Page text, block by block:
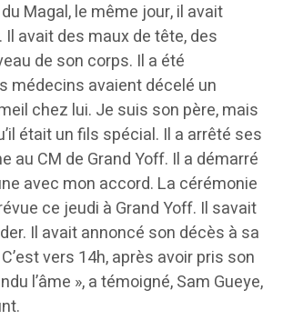
Magal, le même jour, il avait
avait des maux de tête, des
de son corps. Il a été
médecins avaient décelé un
chez lui. Je suis son père, mais
était un fils spécial. Il a arrêté ses
au CM de Grand Yoff. Il a démarré
avec mon accord. La cérémonie
ce jeudi à Grand Yoff. Il savait
Il avait annoncé son décès à sa
vers 14h, après avoir pris son
l’âme », a témoigné, Sam Gueye,